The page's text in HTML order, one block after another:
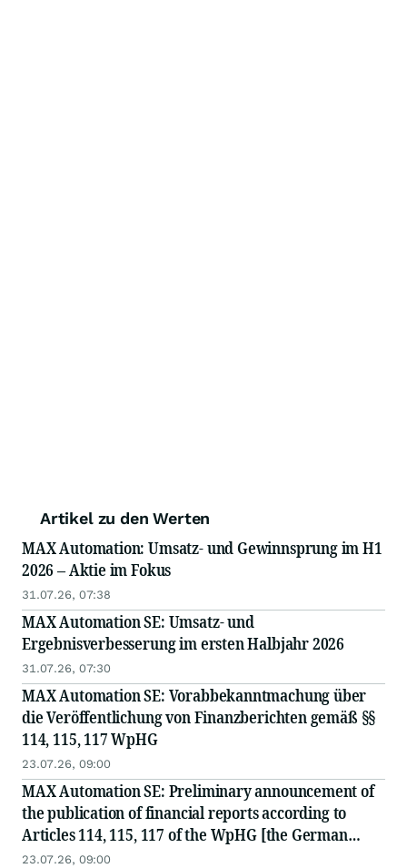
Artikel zu den Werten
MAX Automation: Umsatz- und Gewinnsprung im H1
2026 – Aktie im Fokus
31.07.26, 07:38
MAX Automation SE: Umsatz- und
Ergebnisverbesserung im ersten Halbjahr 2026
31.07.26, 07:30
MAX Automation SE: Vorabbekanntmachung über
die Veröffentlichung von Finanzberichten gemäß §§
114, 115, 117 WpHG
23.07.26, 09:00
MAX Automation SE: Preliminary announcement of
the publication of financial reports according to
Articles 114, 115, 117 of the WpHG [the German
Securities Act]
23.07.26, 09:00